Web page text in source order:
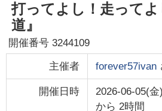
打ってよし！走って
道』
開催番号3244109
主催者 forever57ivan
開催日時
2026-06-05(
から 2時間